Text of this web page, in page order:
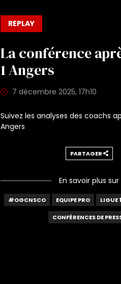
REPLAY
La conférence
1 Angers
7 décembre 2025, 17h10
Suivez les analyses des coachs
Angers
PARTAGER
En savoir plus sur
#OGCNSCO EQUIPE PRO LIGUE 1
CONFÉRENCES DE